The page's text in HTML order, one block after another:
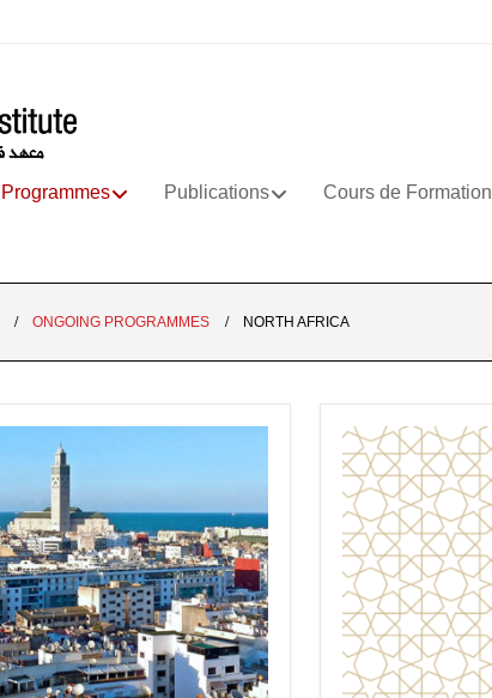
Programmes Publications Cours de Formation
ONGOING PROGRAMMES NORTH AFRICA